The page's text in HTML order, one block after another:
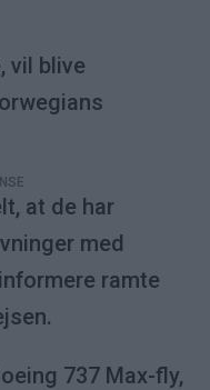
vil blive
at de har
med
ramte
737 Max-fly,